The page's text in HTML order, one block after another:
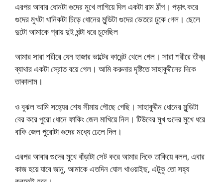
এরপর আবার ধোনটা গুদের মুখে লাগিয়ে দিল একটা রাম ঠাঁপ। পড়াৎ করে
গুদের মুখটা খানিকটা চিড়ে ধোনের মুন্ডিটা গুদের ভেতরে ঢুকে গেল। ছেলে
দুটো আমাকে প্রায় দুই ঘন্টা ধরে চুদেছিল
আমার সারা শরীরে যেন হাজার ভাল্টের কারেন্ট খেলে গেল। সারা শরীরে তীব্র
ব্যাথার একটা স্রোত বয়ে গেল। আমি করুনার দৃষ্টিতে সাহাবুদ্দীনের দিকে
তাকালাম।
ও বুঝল আমি সহ্যের শেষ সীমায় পৌছে গেছি। সাহাবুদ্দীন ধোনের মুন্ডিটা
বের করে পুরো ধোনে ফাকিং জেল মাখিয়ে নিল। টিউবের মুখ গুদের মুখে ধরে
বাকি জেল পুরোটা গুদের মধ্যে ঢেলে দিল।
এরপর আবার গুদের মুখে বাঁড়াটা সেট করে আমার দিকে তাকিয়ে বলল, এবার
কাজ হয়ে যাবে জানু, আমাকে এতদিন ঘোল খাওয়াইছ, এটুকু তো সহ্য